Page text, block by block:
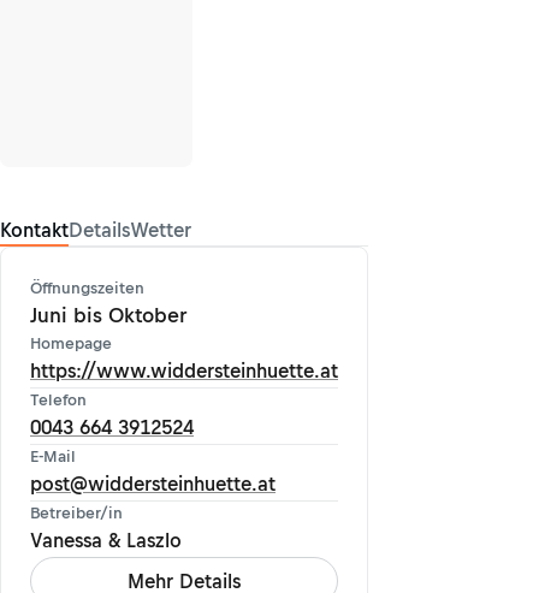
KontaktDetailsWetter
Öffnungszeiten
Juni bis Oktober
Homepage
https://www.widdersteinhuette.at
Telefon
0043 664 3912524
E-Mail
post@widdersteinhuette.at
Betreiber/in
Vanessa & Laszlo
Mehr Details